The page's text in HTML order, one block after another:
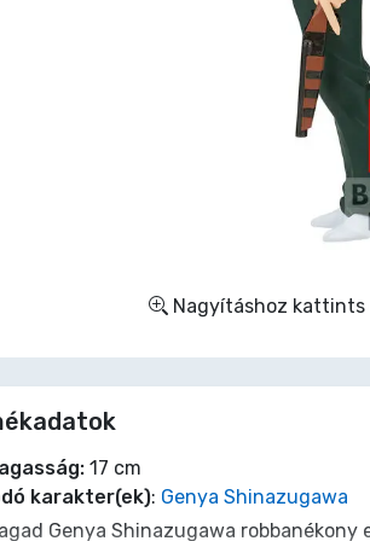
Nagyításhoz kattints
17 cm
karakter(ek): Genya Shinazugawa
Genya Shinazugawa robbanékony